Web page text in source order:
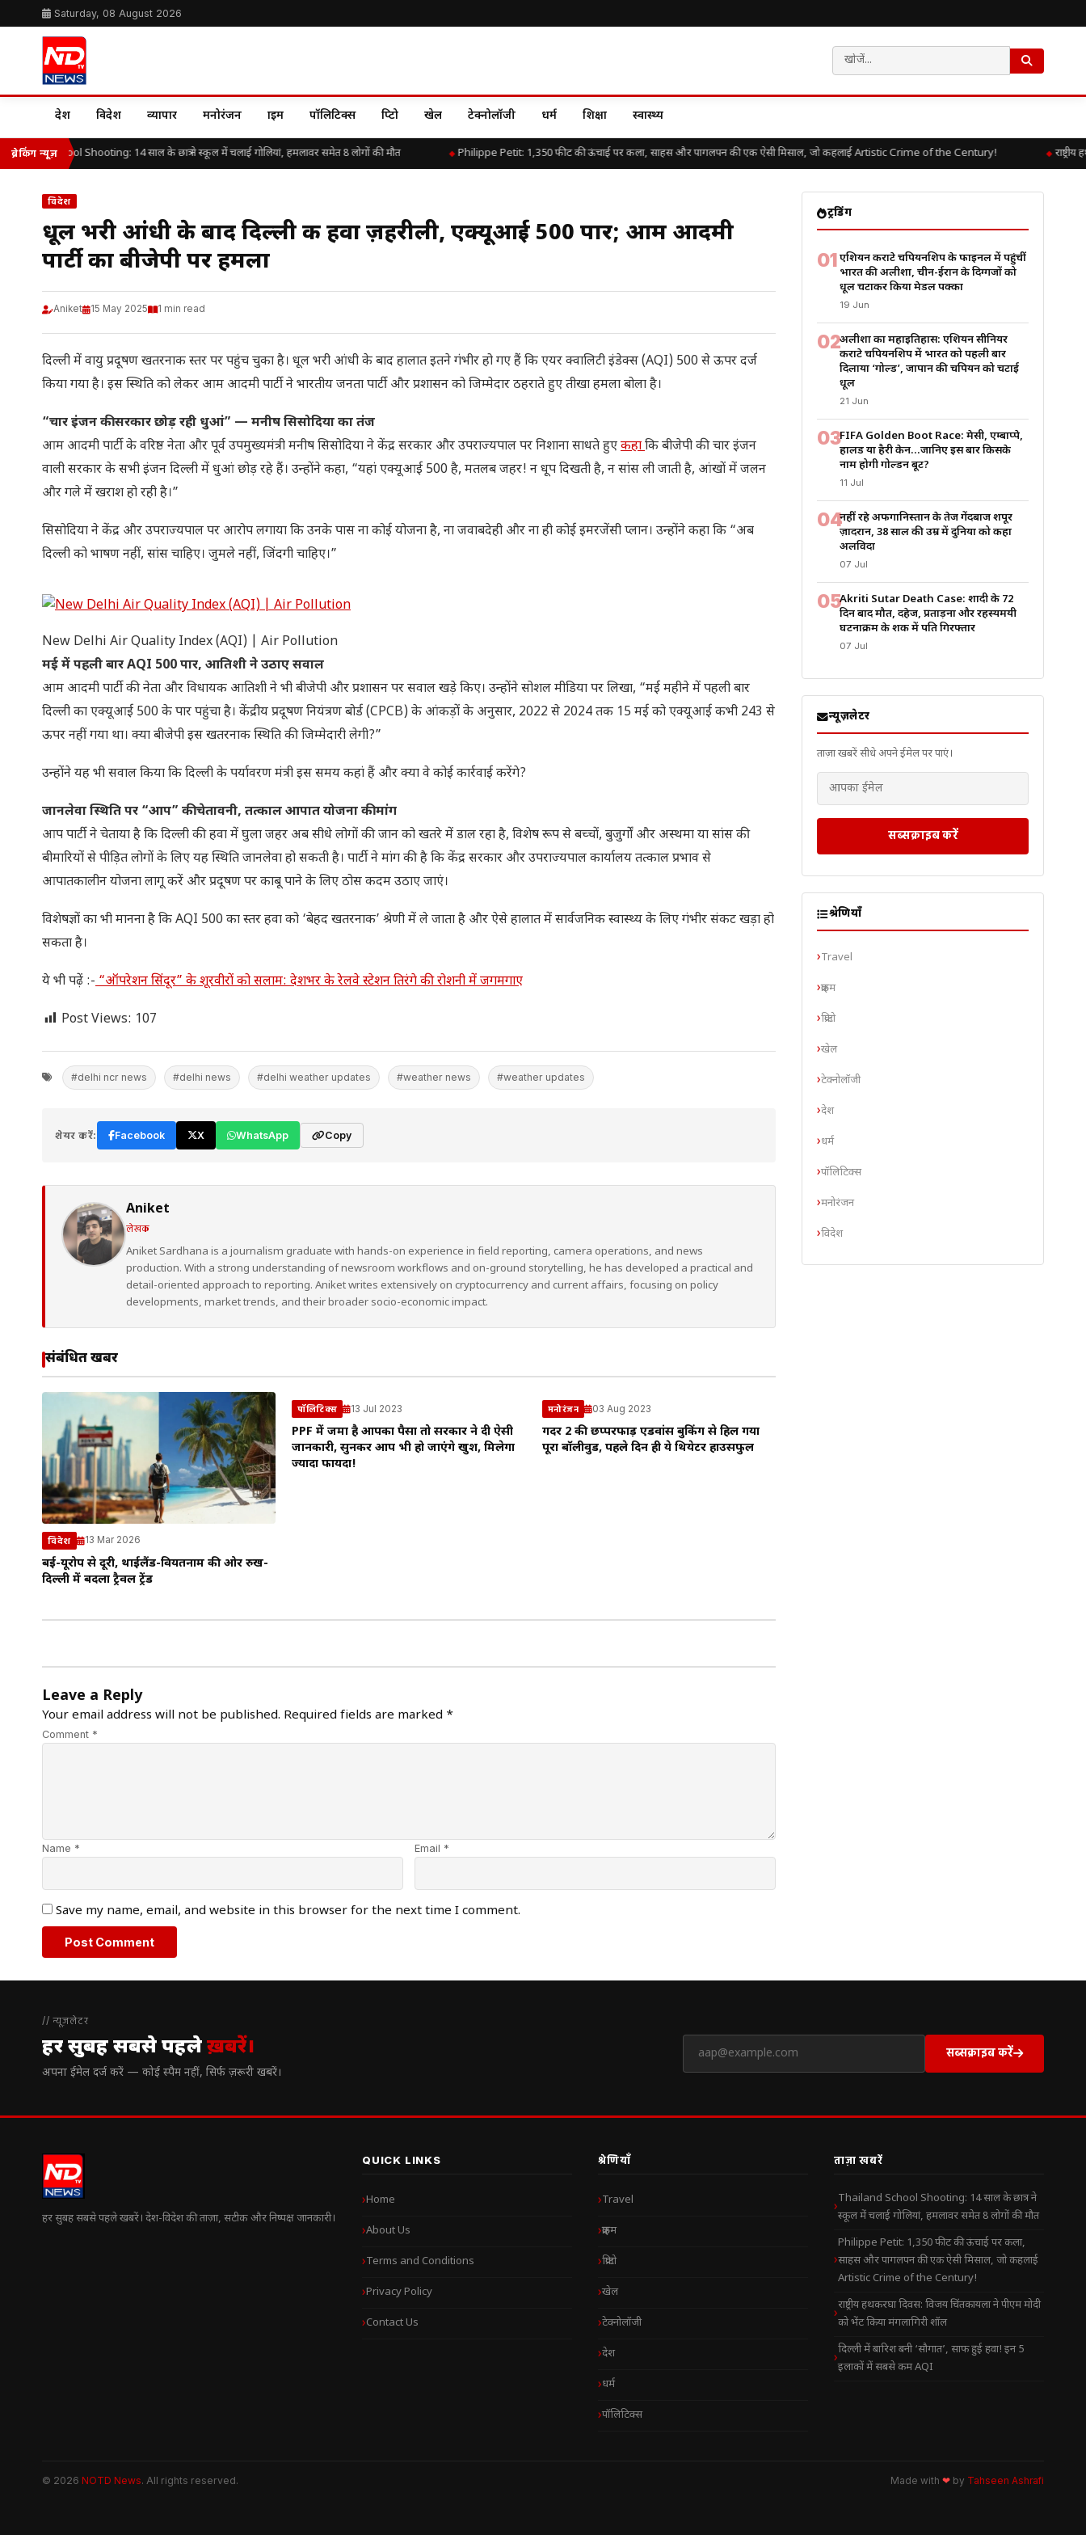
Saturday, 08 August 2026
देश विदेश व्यापार मनोरंजन क्राइम पॉलिटिक्स क्रिप्टो खेल टेक्नोलॉजी धर्म शिक्षा स्वास्थ्य
ब्रेकिंग न्यूज़
School Shooting: 14 साल के छात्र ने स्कूल में चलाई गोलियां, हमलावर समेत 8 लोगों की मौत Philippe Petit: 1,350 फीट की ऊंचाई पर कला, साहस और पागलपन की एक ऐसी मिसाल, जो कहलाई Artistic Crime of the Century! राष्ट्रीय
विदेश
धूल भरी आंधी के बाद दिल्ली की हवा ज़हरीली, एक्यूआई 500 पार; आम आदमी
पार्टी का बीजेपी पर हमला
Aniket 15 May 2025 1 min read
दिल्ली में वायु प्रदूषण खतरनाक स्तर पर पहुंच चुका है। धूल भरी आंधी के बाद हालात इतने गंभीर हो गए हैं कि एयर क्वालिटी इंडेक्स (AQI) 500 से ऊपर दर्ज
किया गया है। इस स्थिति को लेकर आम आदमी पार्टी ने भारतीय जनता पार्टी और प्रशासन को जिम्मेदार ठहराते हुए तीखा हमला बोला है।
“चार इंजन की सरकार छोड़ रही धुआं” — मनीष सिसोदिया का तंज
आम आदमी पार्टी के वरिष्ठ नेता और पूर्व उपमुख्यमंत्री मनीष सिसोदिया ने केंद्र सरकार और उपराज्यपाल पर निशाना साधते हुएकहाकि बीजेपी की चार इंजन
वाली सरकार के सभी इंजन दिल्ली में धुआं छोड़ रहे हैं। उन्होंने कहा, “यहां एक्यूआई 500 है, मतलब जहर! न धूप दिखती है, न सांस ली जाती है, आंखों में जलन
और गले में खराश हो रही है।”
सिसोदिया ने केंद्र और उपराज्यपाल पर आरोप लगाया कि उनके पास ना कोई योजना है, ना जवाबदेही और ना ही कोई इमरजेंसी प्लान। उन्होंने कहा कि “अब
दिल्ली को भाषण नहीं, सांस चाहिए। जुमले नहीं, जिंदगी चाहिए।”
New Delhi Air Quality Index (AQI) | Air Pollution
मई में पहली बार AQI 500 पार, आतिशी ने उठाए सवाल
आम आदमी पार्टी की नेता और विधायक आतिशी ने भी बीजेपी और प्रशासन पर सवाल खड़े किए। उन्होंने सोशल मीडिया पर लिखा, “मई महीने में पहली बार
दिल्ली का एक्यूआई 500 के पार पहुंचा है। केंद्रीय प्रदूषण नियंत्रण बोर्ड (CPCB) के आंकड़ों के अनुसार, 2022 से 2024 तक 15 मई को एक्यूआई कभी 243 से
ऊपर नहीं गया था। क्या बीजेपी इस खतरनाक स्थिति की जिम्मेदारी लेगी?”
उन्होंने यह भी सवाल किया कि दिल्ली के पर्यावरण मंत्री इस समय कहां हैं और क्या वे कोई कार्रवाई करेंगे?
जानलेवा स्थिति पर “आप” की चेतावनी, तत्काल आपात योजना की मांग
आप पार्टी ने चेताया है कि दिल्ली की हवा में घुला जहर अब सीधे लोगों की जान को खतरे में डाल रहा है, विशेष रूप से बच्चों, बुजुर्गों और अस्थमा या सांस की
बीमारियों से पीड़ित लोगों के लिए यह स्थिति जानलेवा हो सकती है। पार्टी ने मांग की है कि केंद्र सरकार और उपराज्यपाल कार्यालय तत्काल प्रभाव से
आपातकालीन योजना लागू करें और प्रदूषण पर काबू पाने के लिए ठोस कदम उठाए जाएं।
विशेषज्ञों का भी मानना है कि AQI 500 का स्तर हवा को ‘बेहद खतरनाक’ श्रेणी में ले जाता है और ऐसे हालात में सार्वजनिक स्वास्थ्य के लिए गंभीर संकट खड़ा हो
सकता है।
ये भी पढ़ें :-“ऑपरेशन सिंदूर” के शूरवीरों को सलाम: देशभर के रेलवे स्टेशन तिरंगे की रोशनी में जगमगाए
Post Views: 107
#delhi ncr news #delhi news #delhi weather updates #weather news #weather updates
शेयर करें: Facebook X WhatsApp Copy
Aniket
लेखक
Aniket Sardhana is a journalism graduate with hands-on experience in field reporting, camera operations, and news
production. With a strong understanding of newsroom workflows and on-ground storytelling, he has developed a practical and
detail-oriented approach to reporting. Aniket writes extensively on cryptocurrency and current affairs, focusing on policy
developments, market trends, and their broader socio-economic impact.
संबंधित खबरें
विदेश 13 Mar 2026
दुबई-यूरोप से दूरी, थाईलैंड-वियतनाम की ओर रुख-
दिल्ली में बदला ट्रैवल ट्रेंड
पॉलिटिक्स 13 Jul 2023
PPF में जमा है आपका पैसा तो सरकार ने दी ऐसी
जानकारी, सुनकर आप भी हो जाएंगे खुश, मिलेगा
ज्यादा फायदा!
मनोरंजन 03 Aug 2023
गदर 2 की छप्परफाड़ एडवांस बुकिंग से हिल गया
पूरा बॉलीवुड, पहले दिन ही ये थियेटर हाउसफुल
Leave a Reply
Your email address will not be published. Required fields are marked *
Comment *
Name * Email *
Save my name, email, and website in this browser for the next time I comment.
ट्रेंडिंग
01एशियन कराटे चैंपियनशिप के फाइनल में पहुंचीं
भारत की अलीशा, चीन-ईरान के दिग्गजों को
धूल चटाकर किया मेडल पक्का
19 Jun
02अलीशा का महाइतिहास: एशियन सीनियर
कराटे चैंपियनशिप में भारत को पहली बार
दिलाया ‘गोल्ड’, जापान की चैंपियन को चटाई
धूल
21 Jun
03FIFA Golden Boot Race: मेसी, एम्बाप्पे,
हालैंड या हैरी केन…जानिए इस बार किसके
नाम होगी गोल्डन बूट?
11 Jul
04नहीं रहे अफगानिस्तान के तेज गेंदबाज शपूर
ज़ादरान, 38 साल की उम्र में दुनिया को कहा
अलविदा
07 Jul
05Akriti Sutar Death Case: शादी के 72
दिन बाद मौत, दहेज, प्रताड़ना और रहस्यमयी
घटनाक्रम के शक में पति गिरफ्तार
07 Jul
न्यूज़लेटर
ताज़ा खबरें सीधे अपने ईमेल पर पाएं।
सब्सक्राइब करें
श्रेणियाँ
Travel
क्राइम
क्रिप्टो
खेल
टेक्नोलॉजी
देश
धर्म
पॉलिटिक्स
मनोरंजन
विदेश
// न्यूज़लेटर
हर सुबह सबसे पहलेख़बरें।
अपना ईमेल दर्ज करें — कोई स्पैम नहीं, सिर्फ ज़रूरी खबरें।
सब्सक्राइब करें
हर सुबह सबसे पहले खबरें। देश-विदेश की ताज़ा, सटीक और निष्पक्ष जानकारी।
QUICK LINKS
Home
About Us
Terms and Conditions
Privacy Policy
Contact Us
श्रेणियाँ
Travel
क्राइम
क्रिप्टो
खेल
टेक्नोलॉजी
देश
धर्म
पॉलिटिक्स
ताज़ा खबरें
Thailand School Shooting: 14 साल के छात्र ने
स्कूल में चलाई गोलियां, हमलावर समेत 8 लोगों की मौत
Philippe Petit: 1,350 फीट की ऊंचाई पर कला,
साहस और पागलपन की एक ऐसी मिसाल, जो कहलाई
Artistic Crime of the Century!
राष्ट्रीय हथकरघा दिवस: विजय चिंतकायला ने पीएम मोदी
को भेंट किया मंगलागिरी शॉल
दिल्ली में बारिश बनी ‘सौगात’, साफ हुई हवा! इन 5
इलाकों में सबसे कम AQI
© 2026 NOTD News. All rights reserved. Made with ❤ by Tahseen Ashrafi